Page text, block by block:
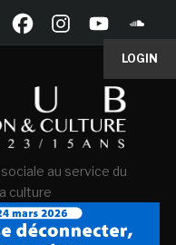
LOGIN
au service du
culture